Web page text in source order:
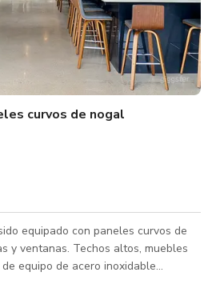
curvos de nogal
equipado con paneles curvos de
y ventanas. Techos altos, muebles
equipo de acero inoxidable